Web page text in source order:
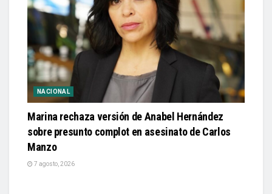
NACIONAL
Marina rechaza versión de Anabel Hernández
sobre presunto complot en asesinato de Carlos
Manzo
7 agosto, 2026